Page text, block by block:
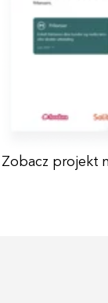
Zobacz projekt